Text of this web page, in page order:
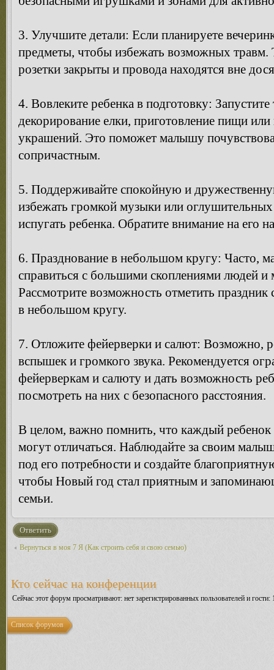
3. Улучшите детали: Если планируете
предметы, чтобы избежать возможных травм.
розетки закрыты и провода находятся вне
4. Вовлеките ребенка в подготовку:
декорирование елки, приготовление пищи
украшений. Это поможет малышу
сопричастным.
5. Поддерживайте спокойную и
избежать громкой музыки или
испугать ребенка. Обратите внимание на его
6. Празднование в небольшом кругу: Часто,
справиться с большими скоплениями людей
Рассмотрите возможность отметить
в небольшом кругу.
7. Отложите фейерверки и салют: Возможно,
вспышек и громкого звука. Рекомендуется
фейерверкам и салюту и дать возможность
посмотреть на них с безопасного расстояния.
В целом, важно помнить, что каждый ребенок
могут отличаться. Наблюдайте за своим
под его потребности и создайте
чтобы Новый год стал приятным и
семьи.
Ответить
Вернуться в моя 7 Я (Как строить себя и свою семью)
Кто сейчас на конференции
Сейчас этот форум просматривают: нет зарегистрированных пользователей и гости:
Список форумов